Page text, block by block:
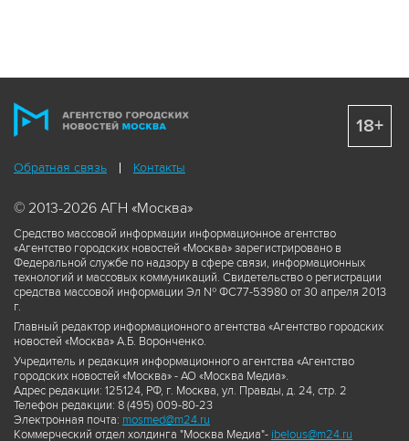
Обратная связь Контакты
© 2013-2026 АГН «Москва»
Средство массовой информации информационное агентство
«Агентство городских новостей «Москва» зарегистрировано в
Федеральной службе по надзору в сфере связи, информационных
технологий и массовых коммуникаций. Свидетельство о регистрации
средства массовой информации Эл № ФС77-53980 от 30 апреля 2013
г.
Главный редактор информационного агентства «Агентство городских
новостей «Москва» А.Б. Воронченко.
Учредитель и редакция информационного агентства «Агентство
городских новостей «Москва» - АО «Москва Медиа».
Адрес редакции: 125124, РФ, г. Москва, ул. Правды, д. 24, стр. 2
Телефон редакции: 8 (495) 009-80-23
Электронная почта: mosmed@m24.ru
Коммерческий отдел холдинга "Москва Медиа"- ibelous@m24.ru
18+